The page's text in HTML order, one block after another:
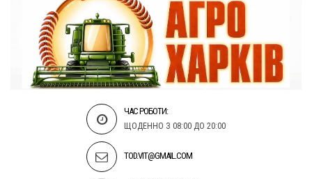
ЧАС РОБОТИ:
ЩОДЕННО З 08:00 ДО 20:00
TOD.VIT@GMAIL.COM